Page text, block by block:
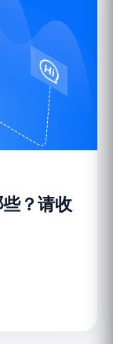
？请收